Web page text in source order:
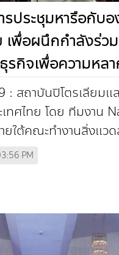
รประชุมหารือกับ
เพื่อผนึกกำลังร่ว
รกิจเพื่อความหล
งยั่งยืน (In Thai)
: สถาบันปิโตรเลียมแ
ทศไทย โดย ทีมงาน
ใต้คณะทํางานสิ่งแว
อแนวทางการดําเนินงา
PM